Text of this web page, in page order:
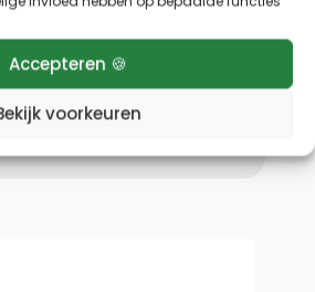
Accepteren 🍪
voorkeuren
voor